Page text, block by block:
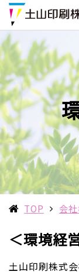
TOP 会
＜環境経
土山印刷株式